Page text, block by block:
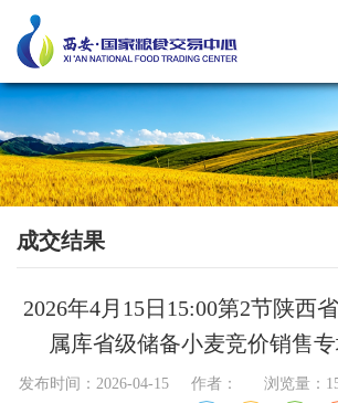
成交结果
2026年4月15日15:00第2节陕西
属库省级储备小麦竞价销售
发布时间：2026-04-15 作者： 浏览量